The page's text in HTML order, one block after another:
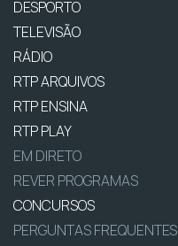
DESPORTO
TELEVISÃO
RÁDIO
RTP ARQUIVOS
RTP ENSINA
RTP PLAY
EM DIRETO
REVER PROGRAMAS
CONCURSOS
PERGUNTAS FREQUENTES